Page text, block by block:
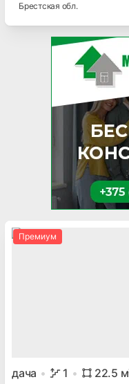
Брестская обл.
Премиум
дача 1 22.5